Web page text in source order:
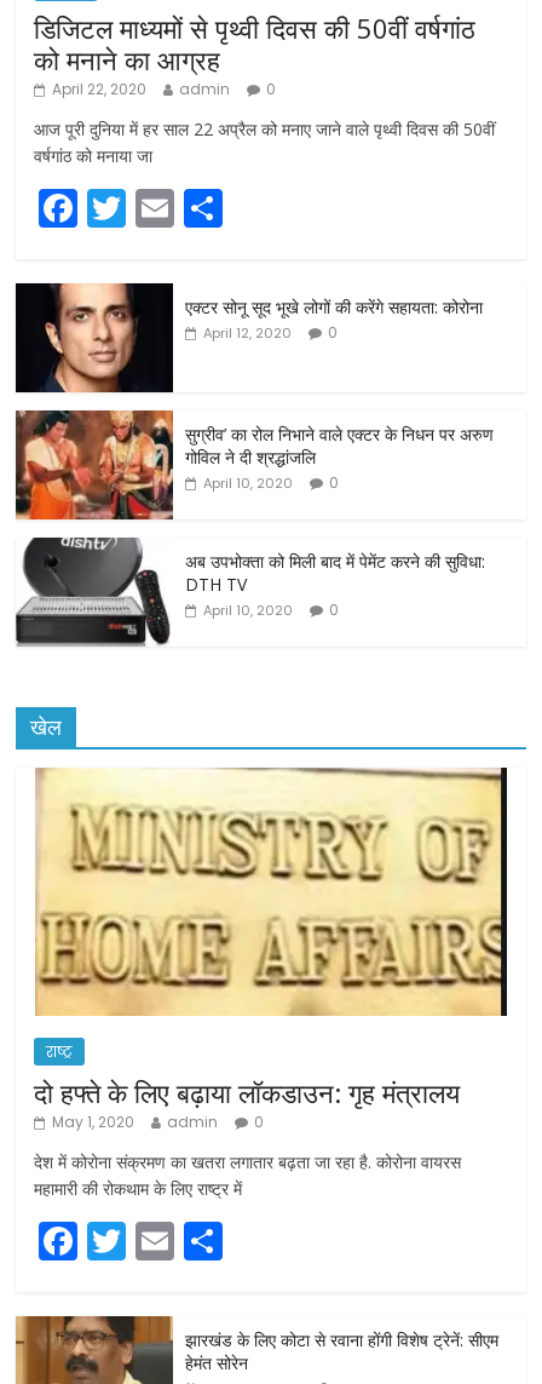
डिजिटल माध्यमों से पृथ्वी दिवस की 50वीं वर्षगांठ
को मनाने का आग्रह
April 22, 2020 admin 0
आज पूरी दुनिया में हर साल 22 अप्रैल को मनाए जाने वाले पृथ्वी दिवस की 50वीं
वर्षगांठ को मनाया जा
F
c
e
b
o
o
k
T
itt
er
E
ar
e
एक्टर सोनू सूद भूखे लोगों की करेंगे सहायता: कोरोना
April 12, 2020 0
सुग्रीव’ का रोल निभाने वाले एक्टर के निधन पर अरुण
गोविल ने दी श्रद्धांजलि
April 10, 2020 0
अब उपभोक्ता को मिली बाद में पेमेंट करने की सुविधा:
DTH TV
April 10, 2020 0
खेल
राष्ट्र
दो हफ्ते के लिए बढ़ाया लॉकडाउन: गृह मंत्रालय
May 1, 2020 admin 0
देश में कोरोना संक्रमण का खतरा लगातार बढ़ता जा रहा है. कोरोना वायरस
महामारी की रोकथाम के लिए राष्ट्र में
F
c
e
T
itt
er
E
ar
e
झारखंड के लिए कोटा से रवाना होंगी विशेष ट्रेनें: सीएम
हेमंत सोरेन